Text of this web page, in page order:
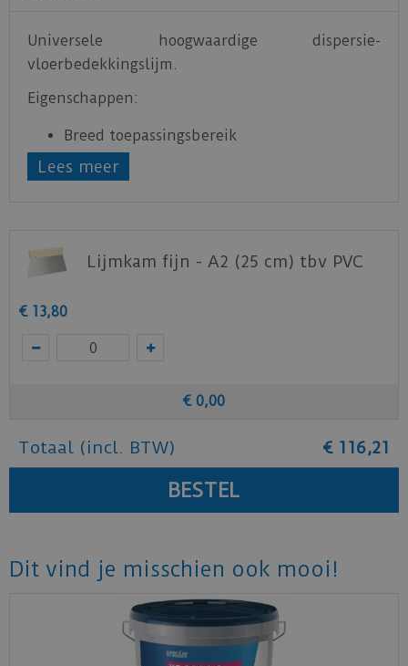
Universele hoogwaardige dispersie-
vloerbedekkingslijm.
Eigenschappen:
Breed toepassingsbereik
Natte, hechtings- en contactverlijming
mogelijk
hier voor de uitgebreide product informatie
Klik hier
Lees meer
Lijmkam fijn - A2 (25 cm) tbv PVC
€ 13,80
€ 0,00
Totaal (incl. BTW) € 116,21
Dit vind je misschien ook mooi!